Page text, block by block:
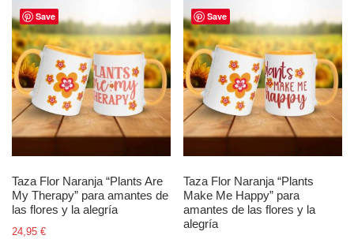
Save
Taza Flor Naranja “Plants Are
My Therapy” para amantes de
las flores y la alegría
24,95 €
Save
Taza Flor Naranja “Plants
Make Me Happy” para
amantes de las flores y la
alegría